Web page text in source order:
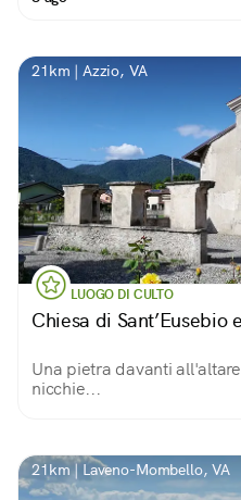
21km | Azzio, VA
LUOGO DI CULTO
Chiesa di Sant’Eusebio
Una pietra davanti
nicchie...
21km | Laveno-Mombello, VA